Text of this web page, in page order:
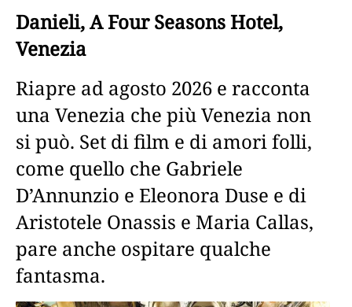
Danieli, A Four Seasons Hotel,
Venezia
Riapre ad agosto 2026 e racconta
una Venezia che più Venezia non
si può. Set di film e di amori folli,
come quello che Gabriele
D’Annunzio e Eleonora Duse e di
Aristotele Onassis e Maria Callas,
pare anche ospitare qualche
fantasma.